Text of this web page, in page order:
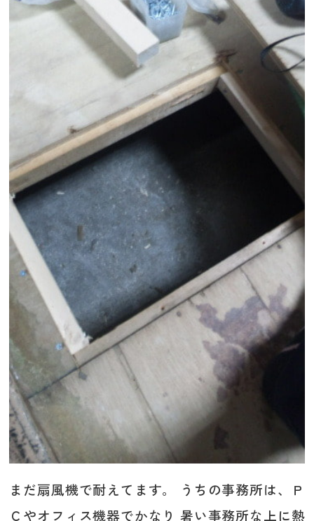
まだ扇風機で耐えてます。 うちの事務所は、Ｐ
Ｃやオフィス機器でかなり 暑い事務所な上に熱